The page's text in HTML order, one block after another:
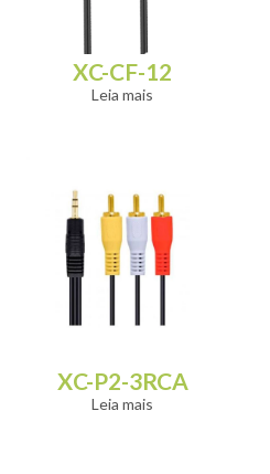
XC-CF-12
Leia mais
XC-P2-3RCA
Leia mais